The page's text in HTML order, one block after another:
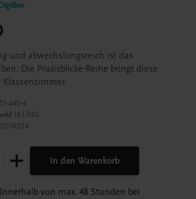
und abwechslungsreich ist das
Die Praxisblicke-Reihe bringt diese
440-4
185.692
In den Warenkorb
von max. 48 Stunden bei